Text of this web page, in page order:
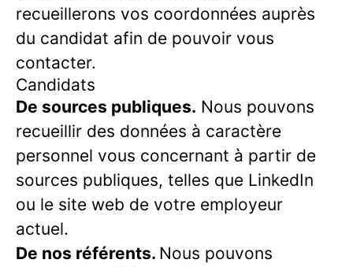
recueillerons vos coordonnées auprès
du candidat afin de pouvoir vous
contacter.
Candidats
De sources publiques. Nous pouvons
recueillir des données à caractère
personnel vous concernant à partir de
sources publiques, telles que LinkedIn
ou le site web de votre employeur
actuel.
De nos référents. Nous pouvons